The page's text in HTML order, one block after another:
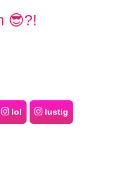
😎?!
lol lustig